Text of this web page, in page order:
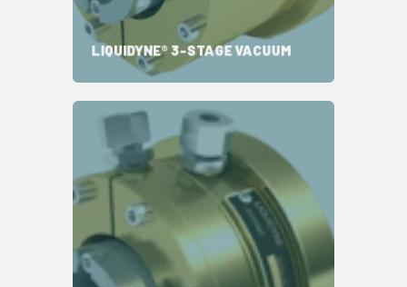
LIQUIDYNE® 3-STAGE VACUUM
使泵介质保持高达八米的柱体
状态监测可预测寿命